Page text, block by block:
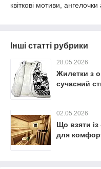
квіткові мотиви,
Інші статті рубрики
28.05.2026
Жилетки з
сучасний
02.05.2026
Що взяти
для